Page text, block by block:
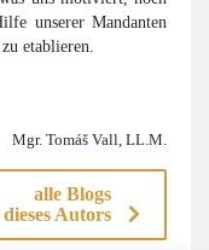
unserer Mandanten
etablieren.
Mgr. Tomáš Vall, LL.M.
alle Blogs
dieses Autors